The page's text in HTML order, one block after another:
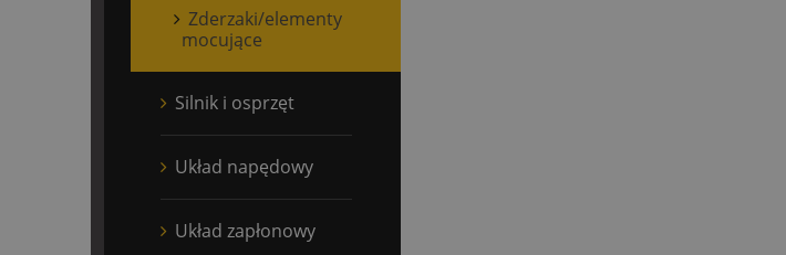
Zderzaki/elementy
mocujące
Silnik i osprzęt
Układ napędowy
Układ zapłonowy